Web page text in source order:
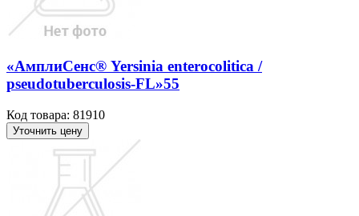
«АмплиСенс® Yersinia enterocolitica /
pseudotuberculosis-FL»55
Код товара: 81910
Уточнить цену